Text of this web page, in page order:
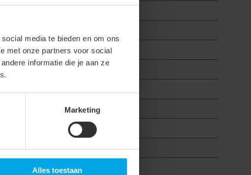
media te bieden en om ons
met onze partners voor social
informatie die je aan ze
Marketing
Alles toestaan